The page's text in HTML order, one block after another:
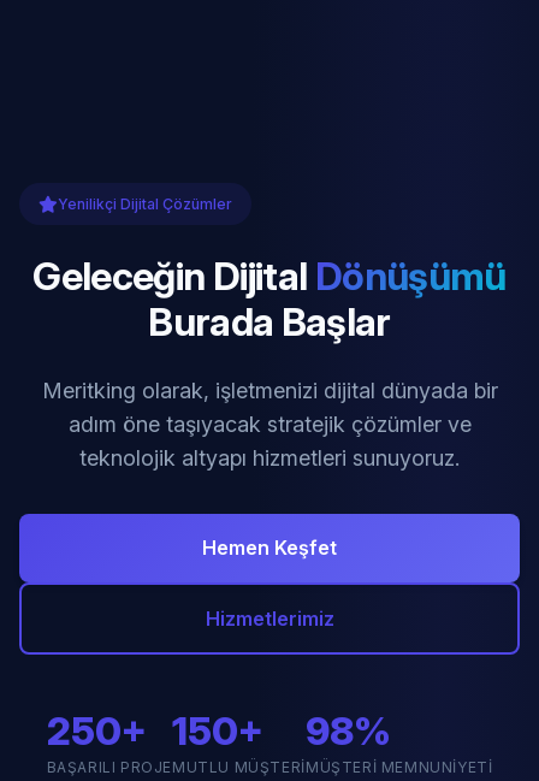
Yenilikçi Dijital Çözümler
Geleceğin Dijital Dönüşümü
Burada Başlar
Meritking olarak, işletmenizi dijital dünyada bir
adım öne taşıyacak stratejik çözümler ve
teknolojik altyapı hizmetleri sunuyoruz.
Hemen Keşfet
Hizmetlerimiz
250+
BAŞARILI PROJE
150+
MUTLU MÜŞTERI
98%
MÜŞTERI MEMNUNIYETI